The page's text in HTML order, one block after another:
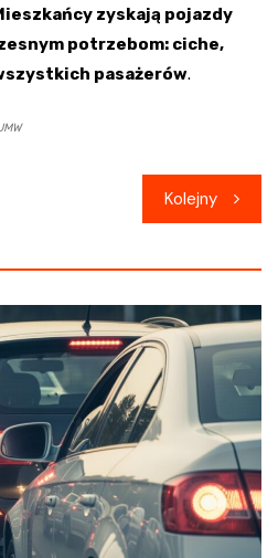
zyskają pojazdy
potrzebom: ciche,
pasażerów.
Kolejny